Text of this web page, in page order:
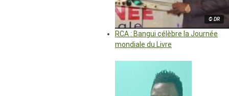
© DR
RCA : Bangui célèbre la Journée
mondiale du Livre